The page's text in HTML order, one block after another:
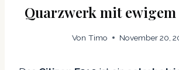
Quarzwerk mit
Von Timo November 20,